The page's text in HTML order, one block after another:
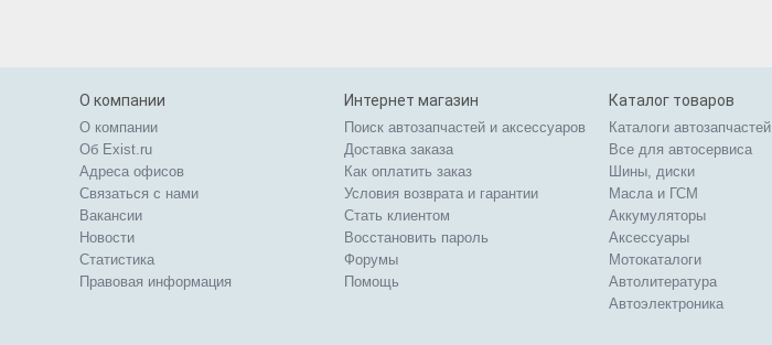
О компании
О компании
Об Exist.ru
Адреса офисов
Связаться с нами
Вакансии
Новости
Статистика
Правовая информация
Интернет магазин
Поиск автозапчастей и аксессуаров
Доставка заказа
Как оплатить заказ
Условия возврата и гарантии
Стать клиентом
Восстановить пароль
Форумы
Помощь
Каталог товаров
Каталоги автозапчастей
Все для автосервиса
Шины, диски
Масла и ГСМ
Аккумуляторы
Аксессуары
Мотокаталоги
Автолитература
Автоэлектроника